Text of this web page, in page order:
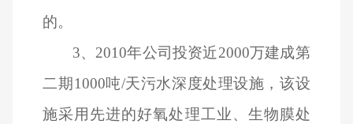
的。
3、2010年公司投资近2000万建成第
二期1000吨/天污水深度处理设施，该设
施采用先进的好氧处理工业、生物膜处